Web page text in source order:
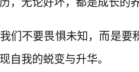
们不要畏惧未知，而是
自我的蜕变与升华。